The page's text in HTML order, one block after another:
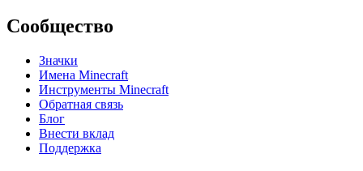
Сообщество
Значки
Имена Minecraft
Инструменты Minecraft
Обратная связь
Блог
Внести вклад
Поддержка